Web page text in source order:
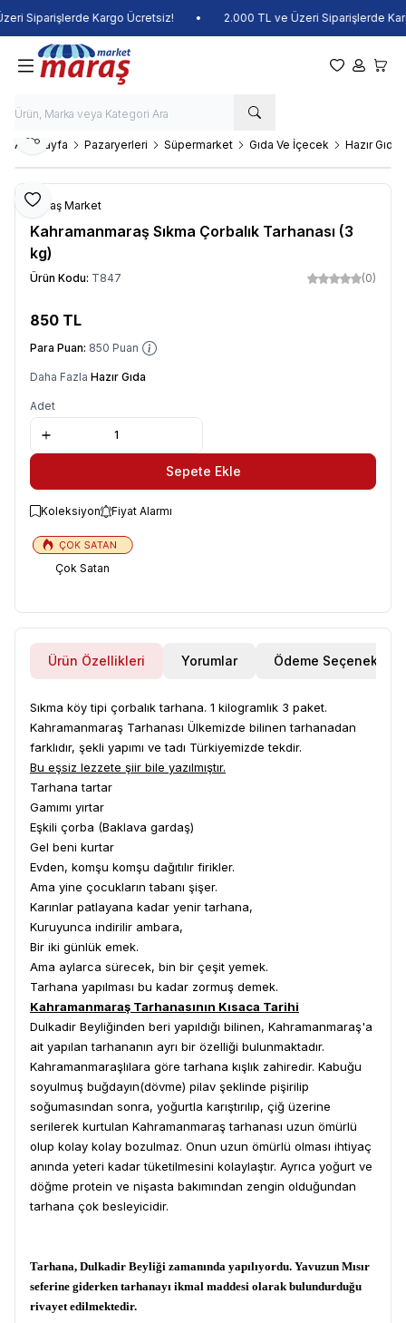
Siparişlerde Kargo Ücretsiz! 2.000 TL ve Üzeri Siparişlerde
Favorilerim
Hesabım
Ana Sayfa Pazaryerleri Süpermarket Gıda Ve İçecek Hazır Gıda
Favoriye Ekle
Paylaş
Maraş Market
Kahramanmaraş Sıkma Çorbalık Tarhanası (3
kg)
Ürün Kodu: T847 (0)
850 TL
Para Puan: 850 Puan
Daha Fazla Hazır Gıda
Adet
Sepete Ekle
Koleksiyon Fiyat Alarmı
Çok Satan
Ürün Özellikleri Yorumlar Ödeme Seçenekleri
Sıkma köy tipi çorbalık tarhana. 1 kilogramlık 3 paket.
Kahramanmaraş Tarhanası Ülkemizde bilinen tarhanadan
farklıdır, şekli yapımı ve tadı Türkiyemizde tekdir.
Bu eşsiz lezzete şiir bile yazılmıştır.
Tarhana tartar
Gamımı yırtar
Eşkili çorba (Baklava gardaş)
Gel beni kurtar
Evden, komşu komşu dağıtılır firikler.
Ama yine çocukların tabanı şişer.
Karınlar patlayana kadar yenir tarhana,
Kuruyunca indirilir ambara,
Bir iki günlük emek.
Ama aylarca sürecek, bin bir çeşit yemek.
Tarhana yapılması bu kadar zormuş demek.
Kahramanmaraş Tarhanasının Kısaca Tarihi
Dulkadir Beyliğinden beri yapıldığı bilinen, Kahramanmaraş'a
ait yapılan tarhananın ayrı bir özelliği bulunmaktadır.
Kahramanmaraşlılara göre tarhana kışlık zahiredir. Kabuğu
soyulmuş buğdayın(dövme) pilav şeklinde pişirilip
soğumasından sonra, yoğurtla karıştırılıp, çiğ üzerine
serilerek kurtulan Kahramanmaraş tarhanası uzun ömürlü
olup kolay kolay bozulmaz. Onun uzun ömürlü olması ihtiyaç
anında yeteri kadar tüketilmesini kolaylaştır. Ayrıca yoğurt ve
döğme protein ve nişasta bakımından zengin olduğundan
tarhana çok besleyicidir.
Tarhana, Dulkadir Beyliği zamanında yapılıyordu. Yavuzun Mısır
seferine giderken tarhanayı ikmal maddesi olarak bulundurduğu
rivayet edilmektedir.